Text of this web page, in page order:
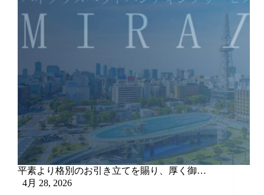
平素より格別のお引き立てを賜り、厚く御…
4月 28, 2026